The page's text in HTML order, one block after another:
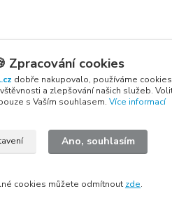
Zpracování cookies
dobře nakupovalo, používáme
a zlepšování našich služeb.
s Vaším souhlasem.Více informací
Ano, souhlasím
cookies můžete odmítnout zde.